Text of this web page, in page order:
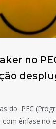
no
do PEC
com ênfase no